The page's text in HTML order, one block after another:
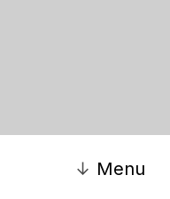
↓ Menu